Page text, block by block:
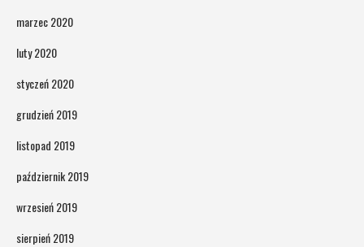
marzec 2020
luty 2020
styczeń 2020
grudzień 2019
listopad 2019
październik 2019
wrzesień 2019
sierpień 2019